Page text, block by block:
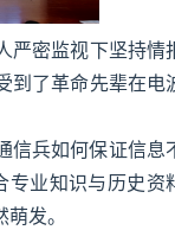
严密监视下坚持情
到了革命先辈在电
信兵如何保证信息
业知识与历史资
发。